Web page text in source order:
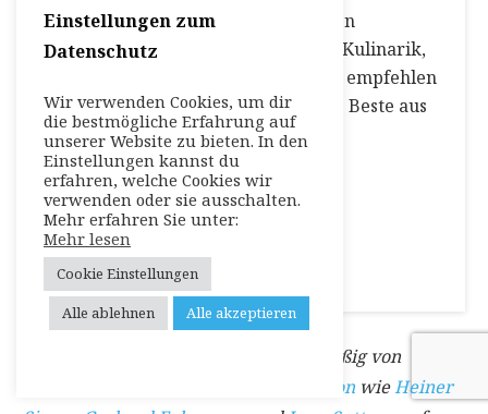
Fachjournalisten zu unterschiedlichen
Themengebieten wie Reisen, Kultur, Kulinarik,
Freizeit, Sport oder Events. Seit 2010 empfehlen
wir täglich Locals und Reisenden das Beste aus
jeder Region!
Weitere Artikel und Infos vom Autor
Hinweis: Dieser Beitrag wird regelmäßig von
Reise-Stories Redaktion wieHeiner
Einstellungen zum
Datenschutz
Wir verwenden Cookies, um dir
die bestmögliche Erfahrung auf
unserer Website zu bieten. In den
Einstellungen kannst du
erfahren, welche Cookies wir
verwenden oder sie ausschalten.
Mehr erfahren Sie unter:
Mehr lesen
Cookie Einstellungen
Alle ablehnen
Alle akzeptieren